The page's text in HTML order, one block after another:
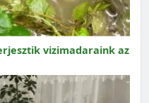
vizimadaraink az